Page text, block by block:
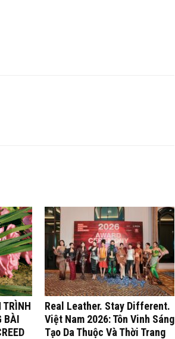
TRÌNH
BÀI
Real Leather. Stay Different.
Việt Nam 2026: Tôn Vinh Sáng
Tạo Da Thuộc Và Thời Trang